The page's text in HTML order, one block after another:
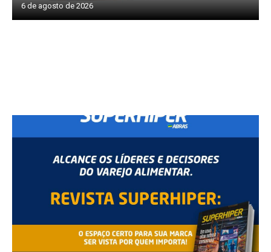
6 de agosto de 2026